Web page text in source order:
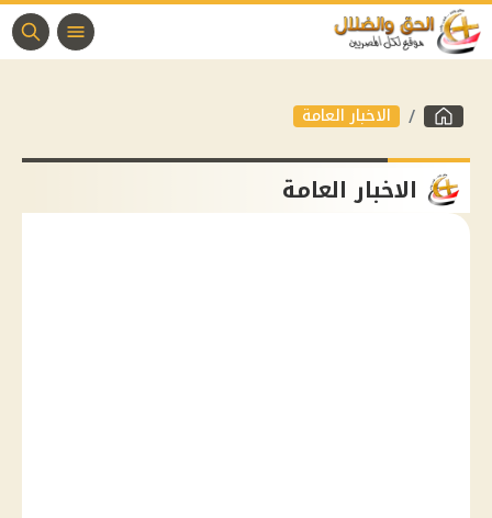
الاخبار العامة
الاخبار العامة